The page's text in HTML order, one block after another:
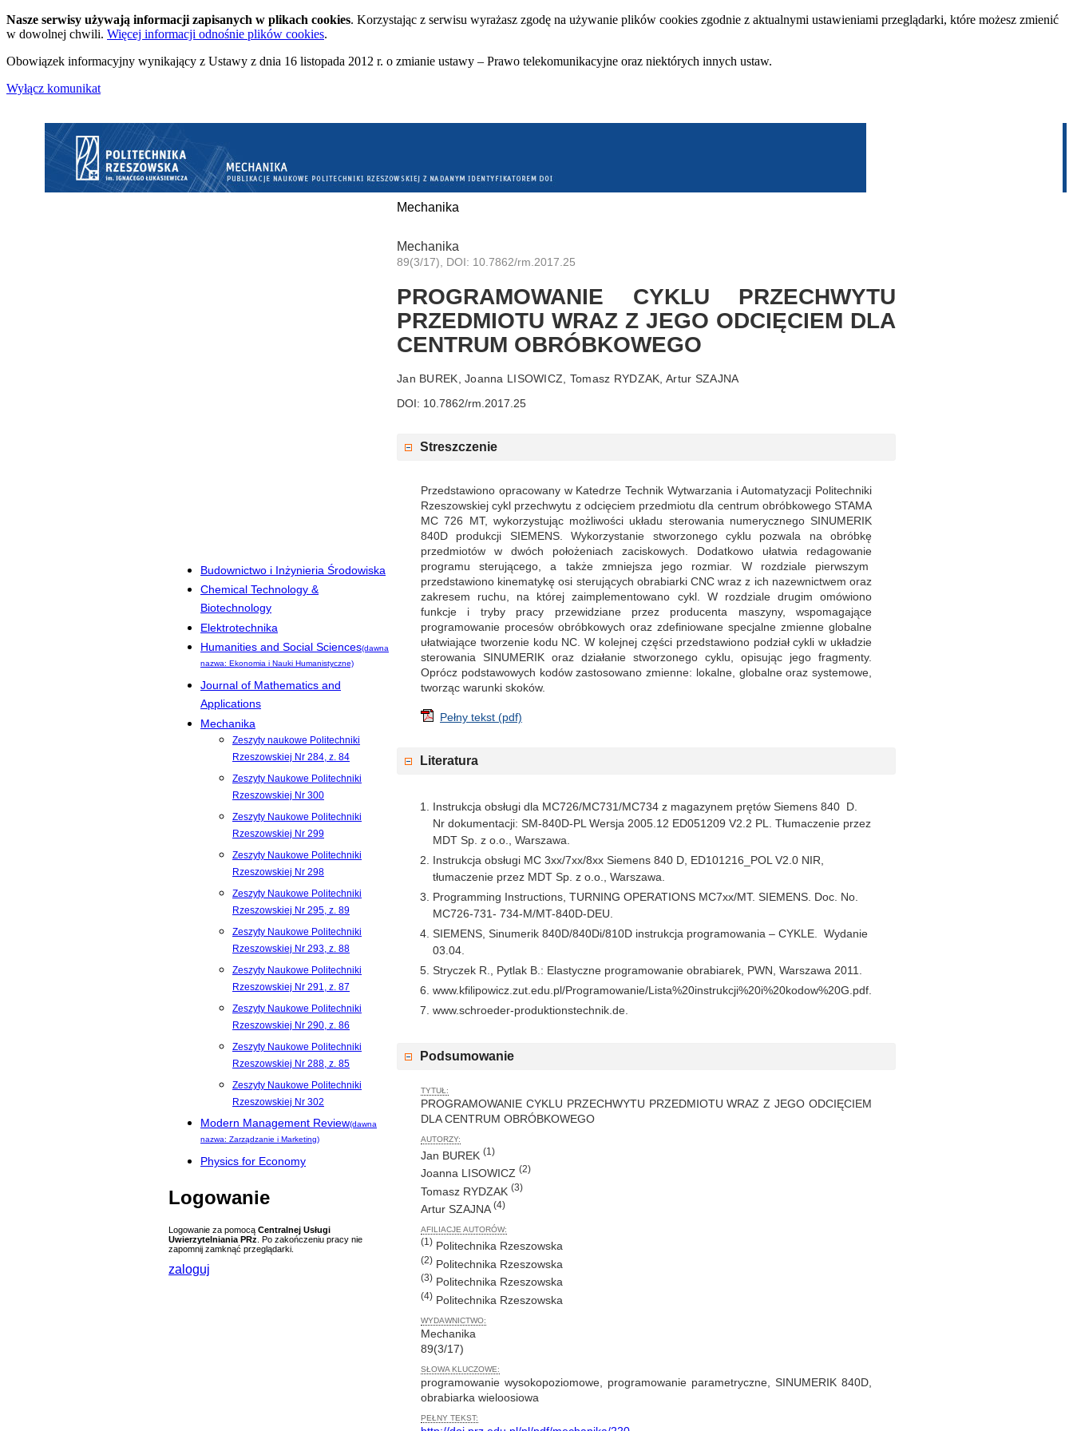
Nasze serwisy używają informacji zapisanych w plikach cookies. Korzystając z serwisu wyrażasz zgodę na używanie plików cookies zgodnie z aktualnymi ustawieniami przeglądarki, które możesz zmienić
w dowolnej chwili. Więcej informacji odnośnie plików cookies.
Obowiązek informacyjny wynikający z Ustawy z dnia 16 listopada 2012 r. o zmianie ustawy – Prawo telekomunikacyjne oraz niektórych innych ustaw.
Wyłącz komunikat
Budownictwo i Inżynieria Środowiska
Chemical Technology &
Biotechnology
Elektrotechnika
Humanities and Social Sciences(dawna
nazwa: Ekonomia i Nauki Humanistyczne)
Journal of Mathematics and
Applications
Mechanika
Zeszyty naukowe Politechniki
Rzeszowskiej Nr 284, z. 84
Zeszyty Naukowe Politechniki
Rzeszowskiej Nr 300
Zeszyty Naukowe Politechniki
Rzeszowskiej Nr 299
Zeszyty Naukowe Politechniki
Rzeszowskiej Nr 298
Zeszyty Naukowe Politechniki
Rzeszowskiej Nr 295, z. 89
Zeszyty Naukowe Politechniki
Rzeszowskiej Nr 293, z. 88
Zeszyty Naukowe Politechniki
Rzeszowskiej Nr 291, z. 87
Zeszyty Naukowe Politechniki
Rzeszowskiej Nr 290, z. 86
Zeszyty Naukowe Politechniki
Rzeszowskiej Nr 288, z. 85
Zeszyty Naukowe Politechniki
Rzeszowskiej Nr 302
Modern Management Review(dawna
nazwa: Zarządzanie i Marketing)
Physics for Economy
Logowanie
Logowanie za pomocą Centralnej Usługi
Uwierzytelniania PRz . Po zakończeniu pracy nie
zapomnij zamknąć przeglądarki.
zaloguj
Mechanika
Mechanika
89(3/17), DOI: 10.7862/rm.2017.25
PROGRAMOWANIE CYKLU PRZECHWYTU
PRZEDMIOTU WRAZ Z JEGO ODCIĘCIEM DLA
CENTRUM OBRÓBKOWEGO
Jan BUREK, Joanna LISOWICZ, Tomasz RYDZAK, Artur SZAJNA
DOI: 10.7862/rm.2017.25
Streszczenie
Przedstawiono opracowany w Katedrze Technik Wytwarzania i Automatyzacji Politechniki
Rzeszowskiej cykl przechwytu z odcięciem przedmiotu dla centrum obróbkowego STAMA
MC 726 MT, wykorzystując możliwości układu sterowania numerycznego SINUMERIK
840D produkcji SIEMENS. Wykorzystanie stworzonego cyklu pozwala na obróbkę
przedmiotów w dwóch położeniach zaciskowych. Dodatkowo ułatwia redagowanie
programu sterującego, a także zmniejsza jego rozmiar. W rozdziale pierwszym
przedstawiono kinematykę osi sterujących obrabiarki CNC wraz z ich nazewnictwem oraz
zakresem ruchu, na której zaimplementowano cykl. W rozdziale drugim omówiono
funkcje i tryby pracy przewidziane przez producenta maszyny, wspomagające
programowanie procesów obróbkowych oraz zdefiniowane specjalne zmienne globalne
ułatwiające tworzenie kodu NC. W kolejnej części przedstawiono podział cykli w układzie
sterowania SINUMERIK oraz działanie stworzonego cyklu, opisując jego fragmenty.
Oprócz podstawowych kodów zastosowano zmienne: lokalne, globalne oraz systemowe,
tworząc warunki skoków.
Pełny tekst (pdf)
Literatura
Instrukcja obsługi dla MC726/MC731/MC734 z magazynem prętów Siemens 840 D.
Nr dokumentacji: SM-840D-PL Wersja 2005.12 ED051209 V2.2 PL. Tłumaczenie przez
MDT Sp. z o.o., Warszawa.
Instrukcja obsługi MC 3xx/7xx/8xx Siemens 840 D, ED101216_POL V2.0 NIR,
tłumaczenie przez MDT Sp. z o.o., Warszawa.
Programming Instructions, TURNING OPERATIONS MC7xx/MT. SIEMENS. Doc. No.
MC726-731- 734-M/MT-840D-DEU.
SIEMENS, Sinumerik 840D/840Di/810D instrukcja programowania – CYKLE. Wydanie
03.04.
Stryczek R., Pytlak B.: Elastyczne programowanie obrabiarek, PWN, Warszawa 2011.
www.kfilipowicz.zut.edu.pl/Programowanie/Lista%20instrukcji%20i%20kodow%20G.pdf.
www.schroeder-produktionstechnik.de.
Podsumowanie
TYTUŁ:
PROGRAMOWANIE CYKLU PRZECHWYTU PRZEDMIOTU WRAZ Z JEGO ODCIĘCIEM
DLA CENTRUM OBRÓBKOWEGO
AUTORZY:
Jan BUREK (1)
Joanna LISOWICZ (2)
Tomasz RYDZAK (3)
Artur SZAJNA (4)
AFILIACJE AUTORÓW:
(1) Politechnika Rzeszowska
(2) Politechnika Rzeszowska
(3) Politechnika Rzeszowska
(4) Politechnika Rzeszowska
WYDAWNICTWO:
Mechanika
89(3/17)
SŁOWA KLUCZOWE:
programowanie wysokopoziomowe, programowanie parametryczne, SINUMERIK 840D,
obrabiarka wieloosiowa
PEŁNY TEKST: